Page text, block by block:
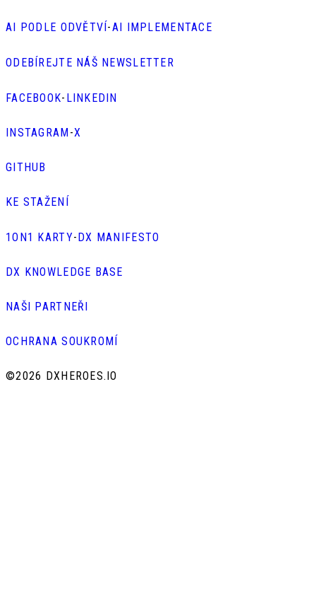
AI PODLE ODVĚTVÍ-AI IMPLEMENTACE
ODEBÍREJTE NÁŠ NEWSLETTER
FACEBOOK- LINKEDIN
INSTAGRAM-X
GITHUB
KE STAŽENÍ
1ON1 KARTY-DX MANIFESTO
DX KNOWLEDGE BASE
NAŠI PARTNEŘI
OCHRANA SOUKROMÍ
©2026 DXHEROES.IO